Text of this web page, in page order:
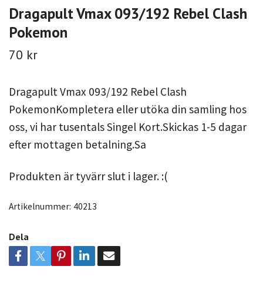
Dragapult Vmax 093/192 Rebel Clash
Pokemon
70 kr
Dragapult Vmax 093/192 Rebel Clash
PokemonKompletera eller utöka din samling hos
oss, vi har tusentals Singel Kort.Skickas 1-5 dagar
efter mottagen betalning.Sa
Produkten är tyvärr slut i lager. :(
Artikelnummer: 40213
Dela